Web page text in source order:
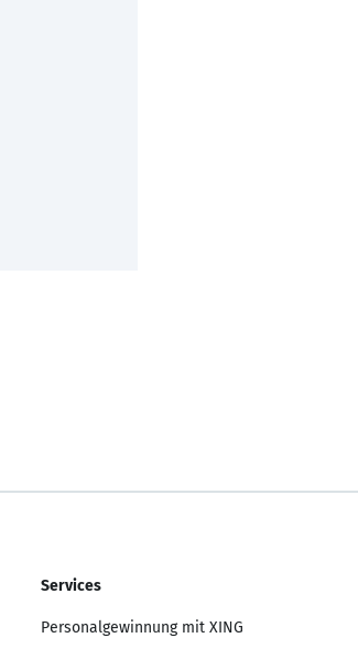
Services
Personalgewinnung mit XING